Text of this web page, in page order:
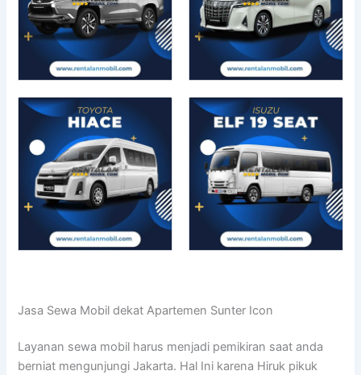
Jasa Sewa Mobil dekat Apartemen Sunter Icon
Layanan sewa mobil harus menjadi pemikiran saat anda
berniat mengunjungi Jakarta. Hal Ini karena Hiruk pikuk